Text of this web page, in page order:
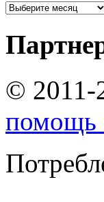
© 2011-
помощь